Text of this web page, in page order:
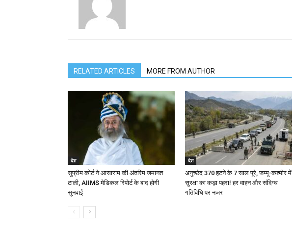
RELATED ARTICLES MORE FROM AUTHOR
देश
सुप्रीम कोर्ट ने आसाराम की अंतरिम जमानत
टाली, AIIMS मेडिकल रिपोर्ट के बाद होगी
सुनवाई
देश
अनुच्छेद 370 हटने के 7 साल पूरे, जम्मू-कश्मीर में
सुरक्षा का कड़ा पहरा! हर वाहन और संदिग्ध
गतिविधि पर नजर